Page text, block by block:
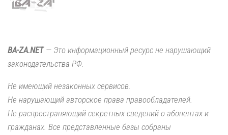
BA-ZA.NET— Это информационный ресурс не нарушающий
законодательства РФ.
Не имеющий незаконных сервисов.
Не нарушающий авторское права правообладателей.
Не распространяющий секретных сведений о абонентах и
гражданах. Все представленные базы собраны